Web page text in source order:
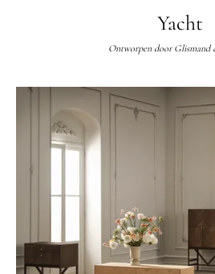
Yacht
Ontworpen door Glismand